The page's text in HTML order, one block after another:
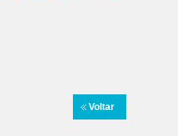
Voltar